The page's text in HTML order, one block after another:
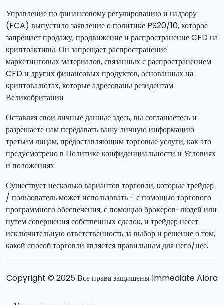
Управление по финансовому регулированию и надзору
(FCA) выпустило заявление о политике PS20/10, которое
запрещает продажу, продвижение и распространение CFD на
криптоактивы. Он запрещает распространение
маркетинговых материалов, связанных с распространением
CFD и других финансовых продуктов, основанных на
криптовалютах, которые адресованы резидентам
Великобритании
Оставляя свои личные данные здесь, вы соглашаетесь и
разрешаете нам передавать вашу личную информацию
третьим лицам, предоставляющим торговые услуги, как это
предусмотрено в Политике конфиденциальности и Условиях
и положениях.
Существует несколько вариантов торговли, которые трейдер
/ пользователь может использовать - с помощью торгового
программного обеспечения, с помощью брокеров-людей или
путем совершения собственных сделок, и трейдер несет
исключительную ответственность за выбор и решение о том,
какой способ торговли является правильным для него/нее.
Copyright © 2025 Все права защищены Immediate Alora